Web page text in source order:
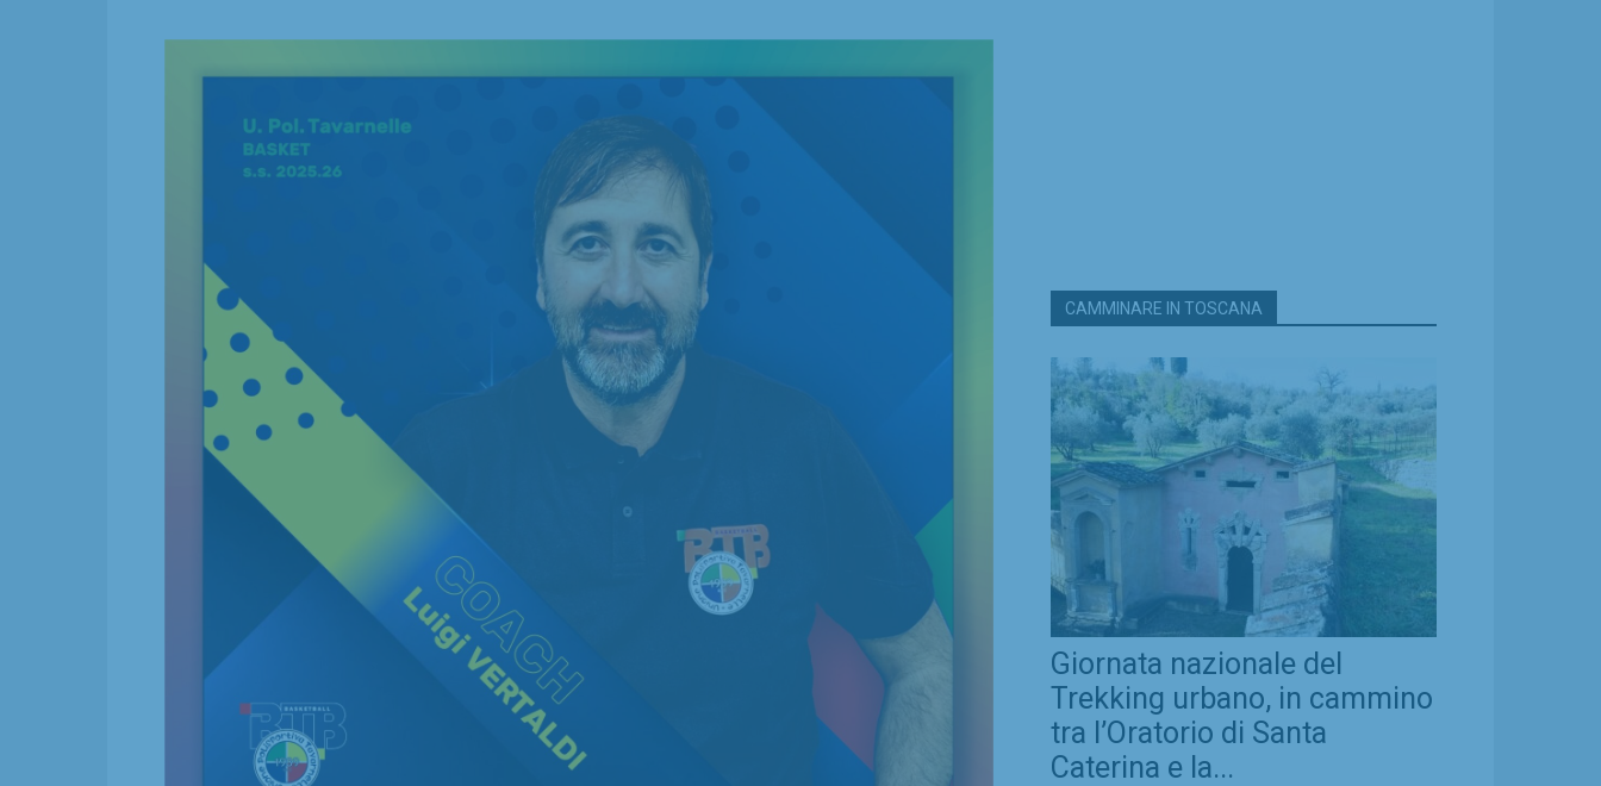
CAMMINARE IN TOSCANA
Giornata nazionale del
Trekking urbano, in cammino
tra l’Oratorio di Santa
Caterina e la...